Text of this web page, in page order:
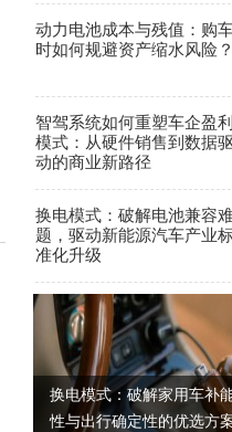
动力电池成本与残值：购
时如何规避资产缩水风险？
智驾系统如何重塑车企盈利
模式：从硬件销售到数据
动的商业新路径
换电模式：破解电池兼容
题，驱动新能源汽车产业
准化升级
换电模式：破解家用车补
性与出行确定性的优选方